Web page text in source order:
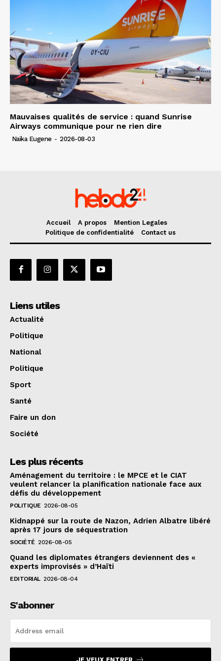
Mauvaises qualités de service : quand Sunrise
Airways communique pour ne rien dire
Naïka Eugene - 2026-08-03
Accueil A propos
Mention Legales
Politique de confidentialité
Contact us
Liens utiles
Actualité
Politique
National
Politique
Sport
Santé
Faire un don
Société
Les plus récents
Aménagement du territoire : le MPCE et le CIAT
veulent relancer la planification nationale face aux
défis du développement
POLITIQUE 2026-08-05
Kidnappé sur la route de Nazon, Adrien Albatre libéré
après 17 jours de séquestration
SOCIÉTÉ 2026-08-05
Quand les diplomates étrangers deviennent des «
experts improvisés » d’Haïti
EDITORIAL 2026-08-04
S'abonner